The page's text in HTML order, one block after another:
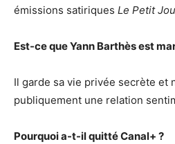
émissions satiriques Le Petit
Est-ce que Yann Barthès est
Il garde sa vie privée secrète et
publiquement une relation
Pourquoi a-t-il quitté Canal+ ?